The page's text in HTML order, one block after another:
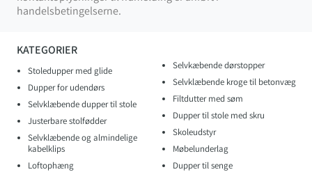
KATEGORIER
Stoledupper med glide
Dupper for udendørs
Selvklæbende dupper til stole
Justerbare stolfødder
Selvklæbende og almindelige
kabelklips
Loftophæng
Selvkæbende dørstopper
Selvklæbende kroge til betonvæg
Filtdutter med søm
Dupper til stole med skru
Skoleudstyr
Møbelunderlag
Dupper til senge
handelsbetingelserne.